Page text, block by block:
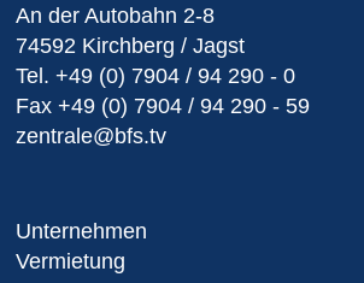
An der Autobahn 2-8
74592 Kirchberg / Jagst
Tel. +49 (0) 7904 / 94 290 - 0
Fax +49 (0) 7904 / 94 290 - 59
zentrale@bfs.tv
Unternehmen
Vermietung